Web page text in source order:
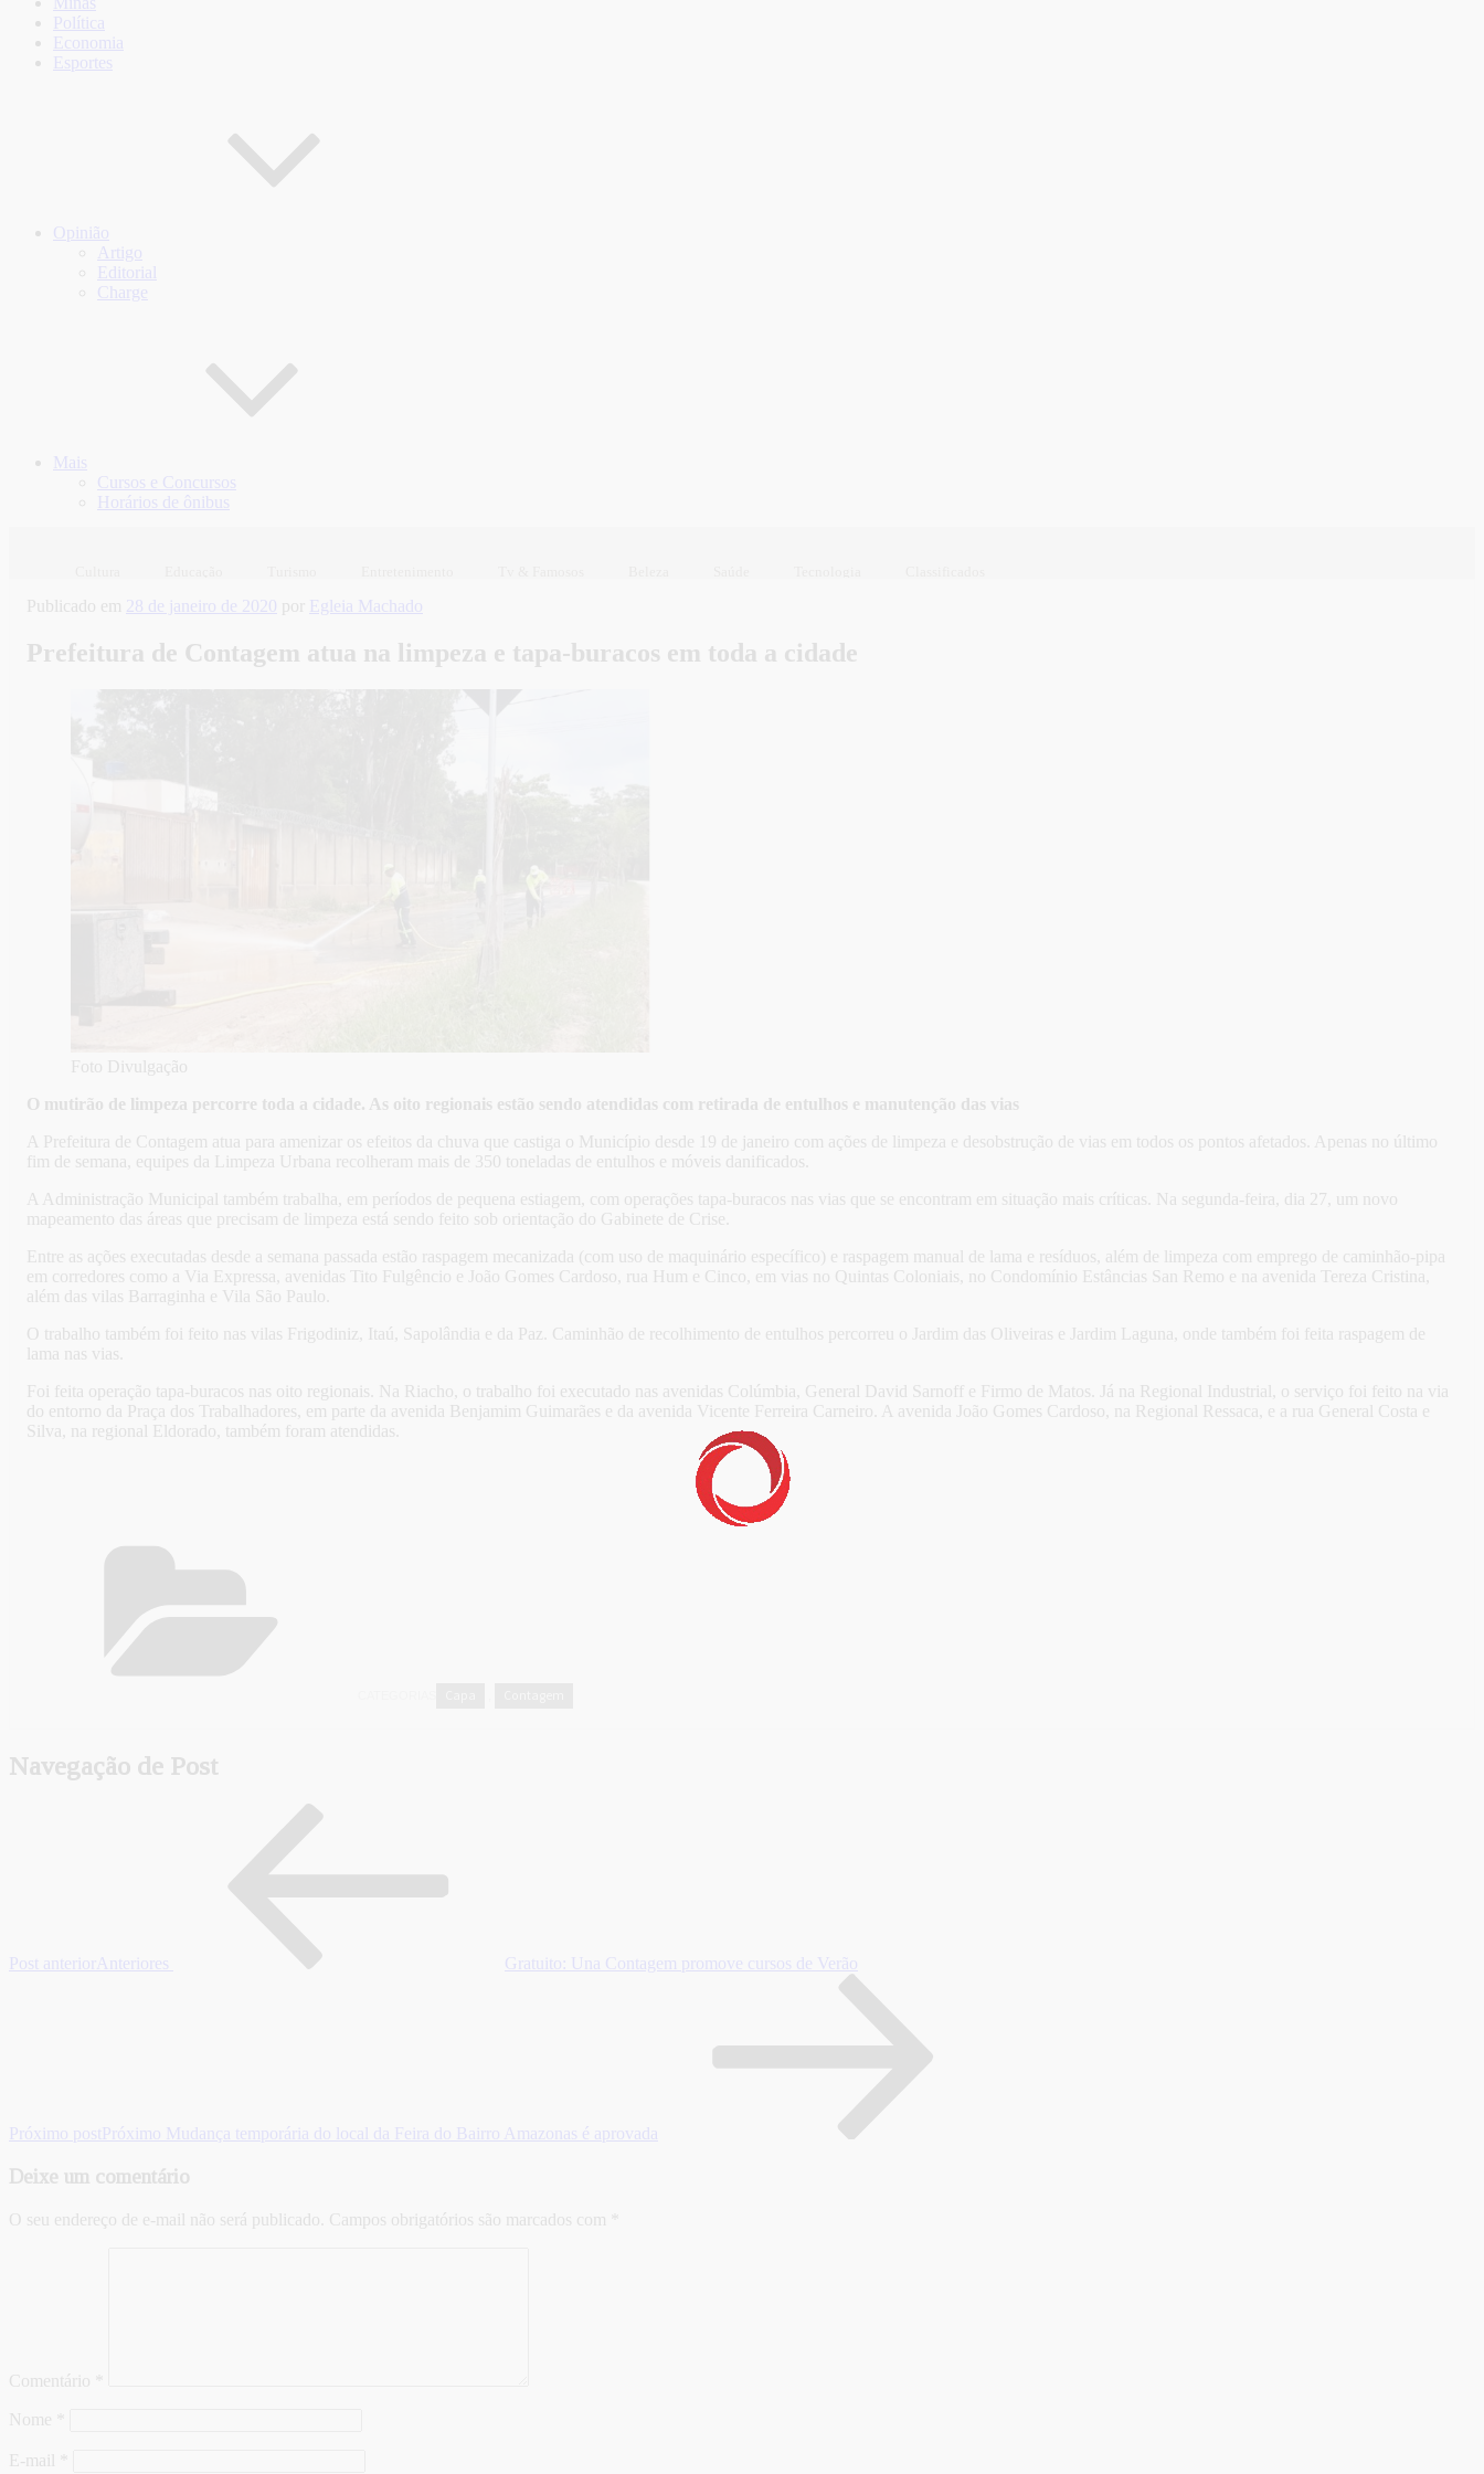
Política
Economia
Esportes
Opinião
Artigo
Editorial
Charge
Mais
Cursos e Concursos
Horários de ônibus
Publicado em 28 de janeiro de 2020 por Egleia Machado
Prefeitura de Contagem atua na limpeza e tapa-buracos em toda a cidade
Foto Divulgação
O mutirão de limpeza percorre toda a cidade. As oito regionais estão sendo atendidas com retirada de entulhos e manutenção das vias
A Prefeitura de Contagem atua para amenizar os efeitos da chuva que castiga o Município desde 19 de janeiro com ações de limpeza e desobstrução de vias em todos os pontos afetados. Apenas no último
fim de semana, equipes da Limpeza Urbana recolheram mais de 350 toneladas de entulhos e móveis danificados.
A Administração Municipal também trabalha, em períodos de pequena estiagem, com operações tapa-buracos nas vias que se encontram em situação mais críticas. Na segunda-feira, dia 27, um novo
mapeamento das áreas que precisam de limpeza está sendo feito sob orientação do Gabinete de Crise.
Entre as ações executadas desde a semana passada estão raspagem mecanizada (com uso de maquinário específico) e raspagem manual de lama e resíduos, além de limpeza com emprego de caminhão-pipa
em corredores como a Via Expressa, avenidas Tito Fulgêncio e João Gomes Cardoso, rua Hum e Cinco, em vias no Quintas Coloniais, no Condomínio Estâncias San Remo e na avenida Tereza Cristina,
além das vilas Barraginha e Vila São Paulo.
O trabalho também foi feito nas vilas Frigodiniz, Itaú, Sapolândia e da Paz. Caminhão de recolhimento de entulhos percorreu o Jardim das Oliveiras e Jardim Laguna, onde também foi feita raspagem de
lama nas vias.
Foi feita operação tapa-buracos nas oito regionais. Na Riacho, o trabalho foi executado nas avenidas Colúmbia, General David Sarnoff e Firmo de Matos. Já na Regional Industrial, o serviço foi feito na via
do entorno da Praça dos Trabalhadores, em parte da avenida Benjamim Guimarães e da avenida Vicente Ferreira Carneiro. A avenida João Gomes Cardoso, na Regional Ressaca, e a rua General Costa e
Silva, na regional Eldorado, também foram atendidas.
Navegação de Post
Post anterior Anteriores Gratuito: Una Contagem promove cursos de Verão
Próximo post Próximo Mudança temporária do local da Feira do Bairro Amazonas é aprovada
Deixe um comentário
O seu endereço de e-mail não será publicado. Campos obrigatórios são marcados com
Comentário
Nome
E-mail